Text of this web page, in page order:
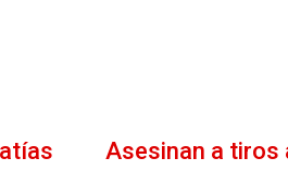
Asesinan a tiros